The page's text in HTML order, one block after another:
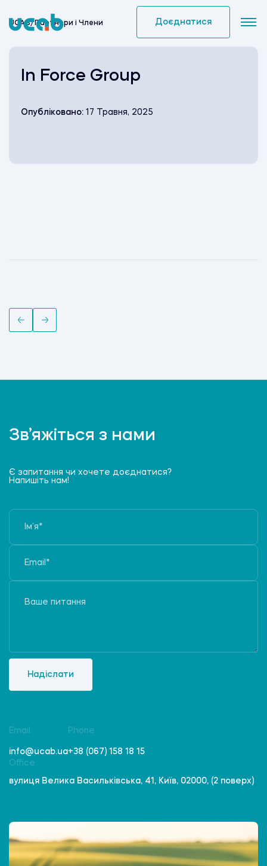
to
Доєднатися
UCAB/Партнери i Члени
In Force Group
Опубліковано: 17 Травня, 2025
Зв’яжіться з нами
Є запитання чи хочете доєднатися?
Напишіть нам!
Надіслати
Email
info@ucab.ua
Phone
+38 (067) 158 18 15
Office
вулиця Велика Васильківська, 41, Київ, 02000, (2 поверх)